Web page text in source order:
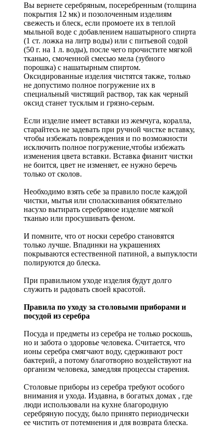
Вы вернете серебряным, посеребренным (толщина
покрытия 12 мк) и позолоченным изделиям
свежесть и блеск, если промоете их в теплой
мыльной воде с добавлением нашатырного спирта
(1 ст. ложка на литр воды) или с питьевой содой
(50 г. на 1 л. воды), после чего прочистите мягкой
тканью, смоченной смесью мела (зубного
порошка) с нашатырным спиртом.
Оксидированные изделия чистятся также, только
не допустимо полное погружение их в
специальный чистящий раствор, так как черный
оксид станет тусклым и грязно-серым.
Если изделие имеет вставки из жемчуга, коралла,
старайтесь не задевать при ручной чистке вставку,
чтобы избежать повреждения и по возможности
исключить полное погружение,чтобы избежать
изменения цвета вставки. Вставка фианит чистки
не боится, цвет не изменяет, ее нужно беречь
только от сколов.
Необходимо взять себе за правило после каждой
чистки, мытья или споласкивания обязательно
насухо вытирать серебряное изделие мягкой
тканью или просушивать феном.
И помните, что от носки серебро становятся
только лучше. Впадинки на украшениях
покрываются естественной патиной, а выпуклости
полируются до блеска.
При правильном уходе изделия будут долго
служить и радовать своей красотой.
Правила по уходу за столовыми приборами и
посудой из серебра
Посуда и предметы из серебра не только роскошь,
но и забота о здоровье человека. Считается, что
ионы серебра смягчают воду, сдерживают рост
бактерий, а потому благотворно воздействуют на
организм человека, замедляя процессы старения.
Столовые приборы из серебра требуют особого
внимания и ухода. Издавна, в богатых домах , где
люди использовали на кухне благородную
серебряную посуду, было принято периодически
ее чистить от потемнения и для возврата блеска.